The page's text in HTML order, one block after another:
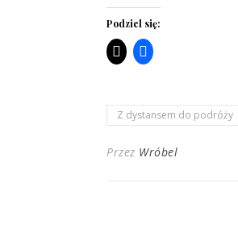
Podziel się:
Z dystansem do podróży
Przez Wróbel